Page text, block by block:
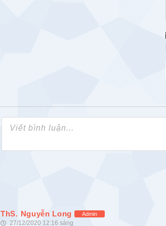
ThS. Nguyễn Long Admin
27/12/2020 12:16 sáng